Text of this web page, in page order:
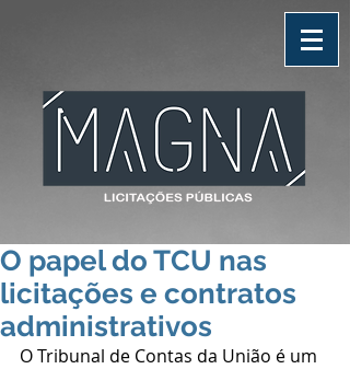
O papel do TCU nas
licitações e contratos
administrativos
O Tribunal de Contas da União é um